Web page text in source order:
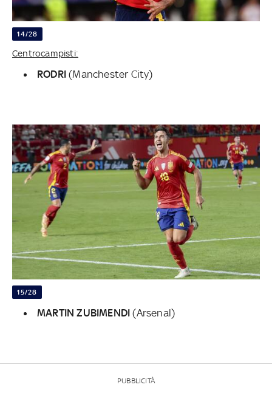
14/28
Centrocampisti:
RODRI(Manchester City)
15/28
MARTIN ZUBIMENDI(Arsenal)
PUBBLICITÀ